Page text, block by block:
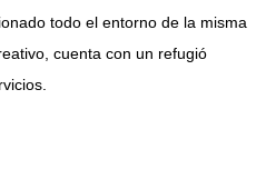
todo el entorno de la misma
cuenta con un refugió